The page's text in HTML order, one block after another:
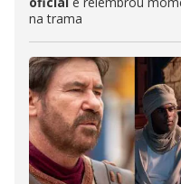
na trama